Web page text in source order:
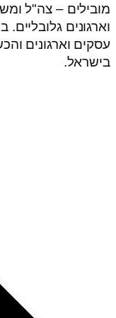
מובילים – צה"ל
וארגונים גלובליים.
בישראל.